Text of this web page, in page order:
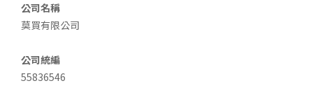
公司名稱
莫買有限公司
公司統編
55836546